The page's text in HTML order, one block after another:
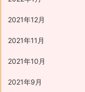
2021年12月
2021年11月
2021年10月
2021年9月